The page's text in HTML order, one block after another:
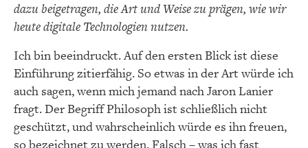
dazu beigetragen, die Art und Weise zu prägen, wie wir
heute digitale Technologien nutzen.
Ich bin beeindruckt. Auf den ersten Blick ist diese
Einführung zitierfähig. So etwas in der Art würde ich
auch sagen, wenn mich jemand nach Jaron Lanier
fragt. Der Begriff Philosoph ist schließlich nicht
geschützt, und wahrscheinlich würde es ihn freuen,
so bezeichnet zu werden. Falsch – was ich fast